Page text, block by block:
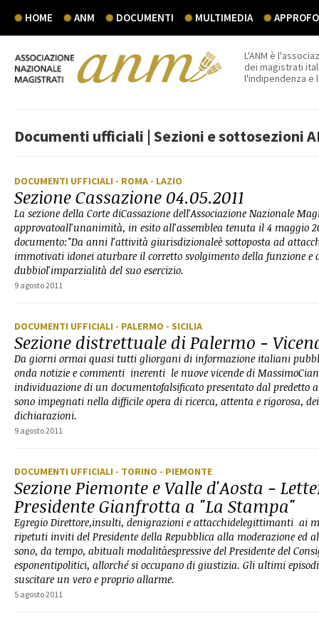
HOME ANM DOCUMENTI MULTIMEDIA
L'ANM è
dei magistrati
l'indipendenza e
Documenti ufficiali | Sezioni e sottosezioni
DOCUMENTI UFFICIALI - ROMA - LAZIO
Sezione Cassazione 04.05.2011
La sezione della Corte diCassazione dell'Associazione Nazionale
approvatoall'unanimità, in esito all'assemblea tenuta il 4 maggio
documento:"Da anni l'attività giurisdizionaleè sottoposta ad
immotivati idonei aturbare il corretto svolgimento della funzione e
dubbiol'imparzialità del suo esercizio.
9 agosto 2011
DOCUMENTI UFFICIALI - PALERMO - SICILIA
Sezione distrettuale di Palermo -
Da giorni ormai quasi tutti gliorgani di informazione italiani
onda notizie e commenti inerenti le nuove vicende di
individuazione di un documentofalsificato presentato dal predetto
sono impegnati nella difficile opera di ricerca, attenta e rigorosa,
dichiarazioni.
9 agosto 2011
DOCUMENTI UFFICIALI - TORINO - PIEMONTE
Sezione Piemonte e Valle d'Aosta -
Presidente Gianfrotta a "La Stampa"
Egregio Direttore,insulti, denigrazioni e attacchidelegittimanti ai
ripetuti inviti del Presidente della Repubblica alla moderazione ed
sono, da tempo, abituali modalitàespressive del Presidente del
esponentipolitici, allorché si occupano di giustizia. Gli ultimi
suscitare un vero e proprio allarme.
5 agosto 2011